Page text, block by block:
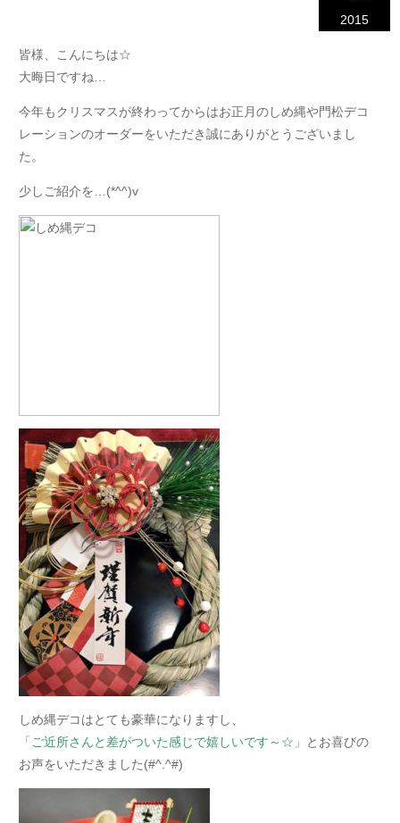
2015
皆様、こんにちは☆
大晦日ですね…
今年もクリスマスが終わってからはお正月のしめ縄や門松デコ
レーションのオーダーをいただき誠にありがとうございまし
た。
少しご紹介を…(*^^)v
しめ縄デコはとても豪華になりますし、
「ご近所さんと差がついた感じで嬉しいです～☆」
とお喜びの
お声をいただきました(#^.^#)